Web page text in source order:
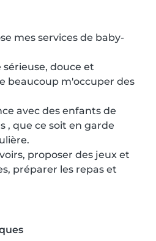
mes services de baby-
douce et
beaucoup m'occuper des
avec des enfants de
, que ce soit en garde
proposer des jeux et
préparer les repas et